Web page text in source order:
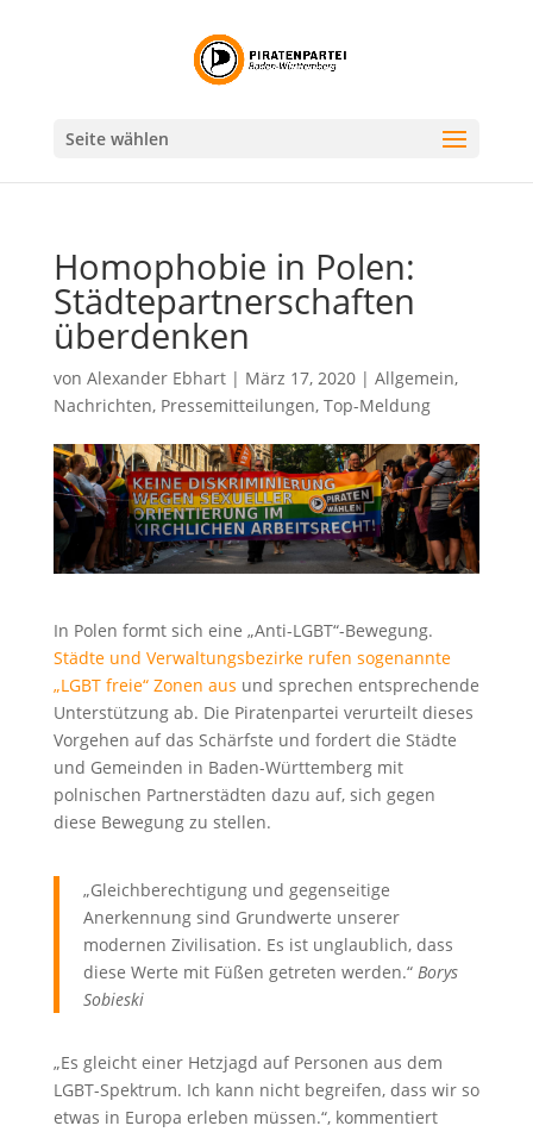
Seite wählen
Homophobie in Polen:
Städtepartnerschaften
überdenken
von Alexander Ebhart| März 17, 2020| Allgemein,
Nachrichten, Pressemitteilungen, Top-Meldung
In Polen formt sich eine „Anti-LGBT“-Bewegung.
Städte und Verwaltungsbezirke rufen sogenannte
„LGBT freie“ Zonen aus und sprechen entsprechende
Unterstützung ab. Die Piratenpartei verurteilt dieses
Vorgehen auf das Schärfste und fordert die Städte
und Gemeinden in Baden-Württemberg mit
polnischen Partnerstädten dazu auf, sich gegen
diese Bewegung zu stellen.
„Gleichberechtigung und gegenseitige
Anerkennung sind Grundwerte unserer
modernen Zivilisation. Es ist unglaublich, dass
diese Werte mit Füßen getreten werden.“ Borys
Sobieski
„Es gleicht einer Hetzjagd auf Personen aus dem
LGBT-Spektrum. Ich kann nicht begreifen, dass wir so
etwas in Europa erleben müssen.“, kommentiert